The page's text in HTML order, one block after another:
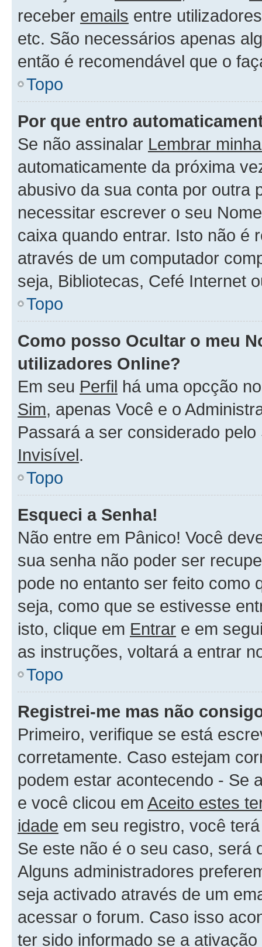
receber emails entre
etc. São necessários apenas
então é recomendável que o
Topo
Por que entro
Se não assinalar Lembrar
automaticamente da próxima
abusivo da sua conta por outra
necessitar escrever o seu
caixa quando entrar. Isto não é
através de um computador
seja, Bibliotecas, Cefé Internet
Topo
Como posso Ocultar o meu
utilizadores Online?
Em seu Perfil há uma opcção
Sim, apenas Você e o
Passará a ser considerado
Invisível.
Topo
Esqueci a Senha!
Não entre em Pânico! Você
sua senha não poder ser
pode no entanto ser feito como
seja, como que se estivesse
isto, clique em Entrar e em
as instruções, voltará a entrar
Topo
Registrei-me mas não
Primeiro, verifique se está
corretamente. Caso estejam
podem estar acontecendo - Se
e você clicou em Aceito estes
idade em seu registro, você
Se este não é o seu caso, será
Alguns administradores
seja activado através de um
acessar o forum. Caso isso
ter sido informado se a